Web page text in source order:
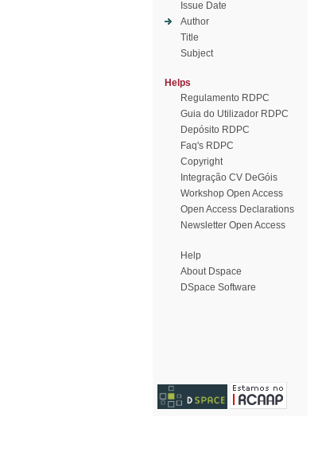
Issue Date
Author
Title
Subject
Helps
Regulamento RDPC
Guia do Utilizador RDPC
Depósito RDPC
Faq's RDPC
Copyright
Integração CV DeGóis
Workshop Open Access
Open Access Declarations
Newsletter Open Access
Help
About Dspace
DSpace Software